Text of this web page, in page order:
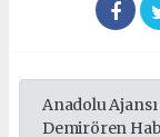
Anadolu
Demirören